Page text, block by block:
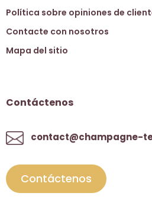
Política sobre opiniones de
Contacte con nosotros
Mapa del sitio
Contáctenos
contact@champagne-
Contáctenos